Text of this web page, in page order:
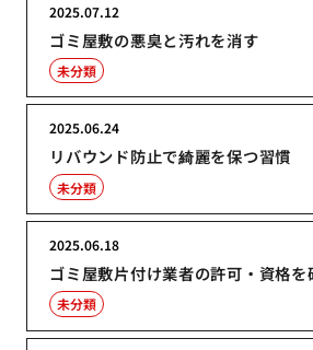
ゴミ屋敷の悪臭と汚れを消す
2025.07.12
未分類
リバウンド防止で綺麗を保つ習慣
2025.06.24
未分類
ゴミ屋敷片付け業者の許可・資格
2025.06.18
未分類